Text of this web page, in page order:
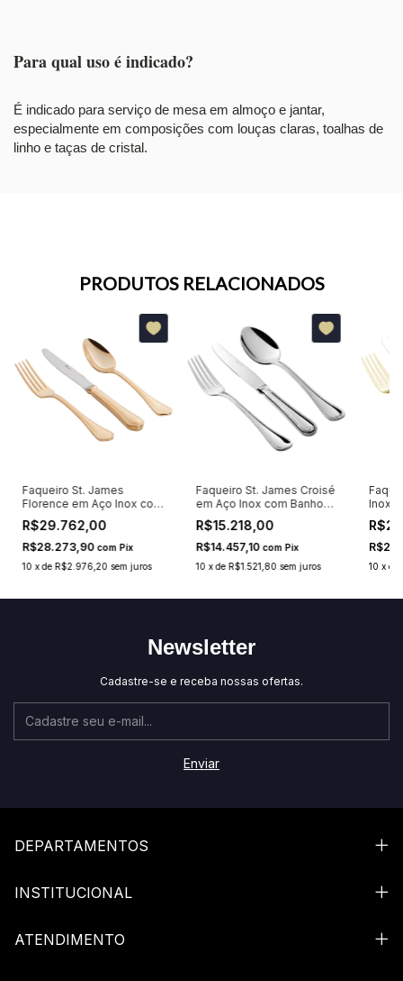
Para qual uso é indicado?
É indicado para serviço de mesa em almoço e jantar,
especialmente em composições com louças claras, toalhas de
linho e taças de cristal.
PRODUTOS RELACIONADOS
Faqueiro St. James
Florence em Aço Inox com
Acabamento Em Flash
Ouro 130 peças
R$29.762,00
R$28.273,90 com Pix
10 xde R$2.976,20 sem juros
Faqueiro St. James Croisé
em Aço Inox com Banho
de Prata 130 peças
R$15.218,00
R$14.457,10 com Pix
10 xde R$1.521,80 sem juros
Inox
St.
10 x de
Newsletter
Cadastre-se e receba nossas ofertas.
DEPARTAMENTOS
INSTITUCIONAL
ATENDIMENTO